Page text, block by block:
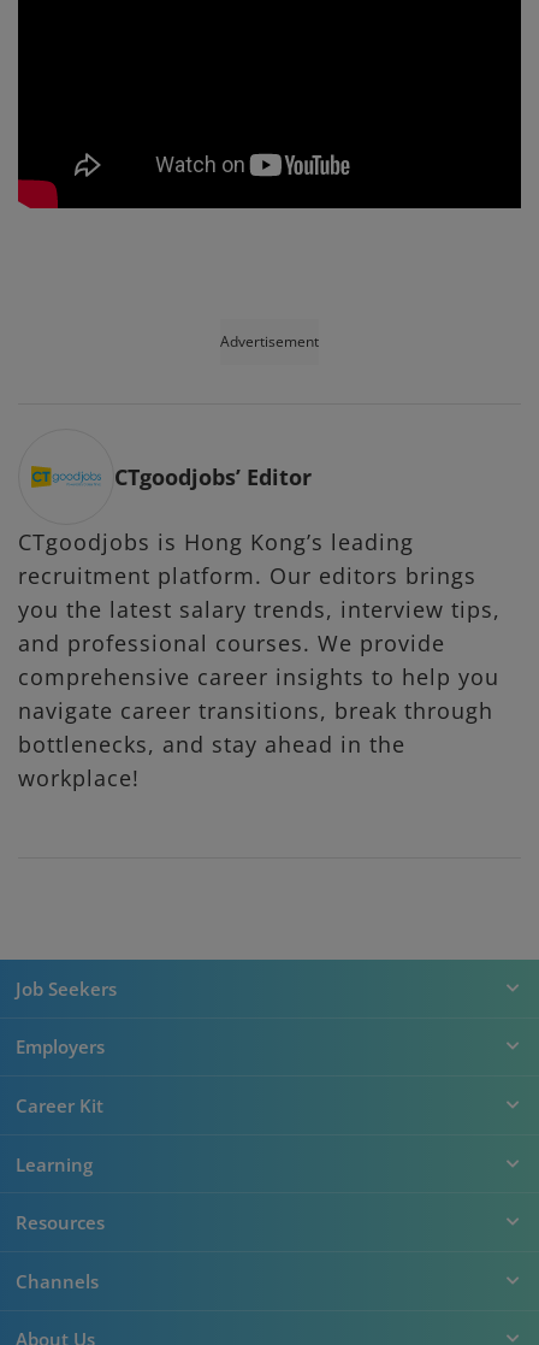
Advertisement
CTgoodjobs’ Editor
CTgoodjobs is Hong Kong’s leading
recruitment platform. Our editors brings
you the latest salary trends, interview tips,
and professional courses. We provide
comprehensive career insights to help you
navigate career transitions, break through
bottlenecks, and stay ahead in the
workplace!
Job Seekers
Employers
Career Kit
Learning
Resources
Channels
About Us